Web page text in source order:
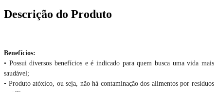
Descrição do Produto
Benefícios:
• Possui diversos benefícios e é indicado para quem busca uma vida mais
saudável;
• Produto atóxico, ou seja, não há contaminação dos alimentos por resíduos